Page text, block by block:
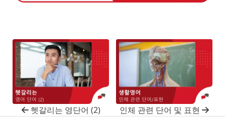
헷갈리는 영단어 (2) 인체 관련 단어 및 표현